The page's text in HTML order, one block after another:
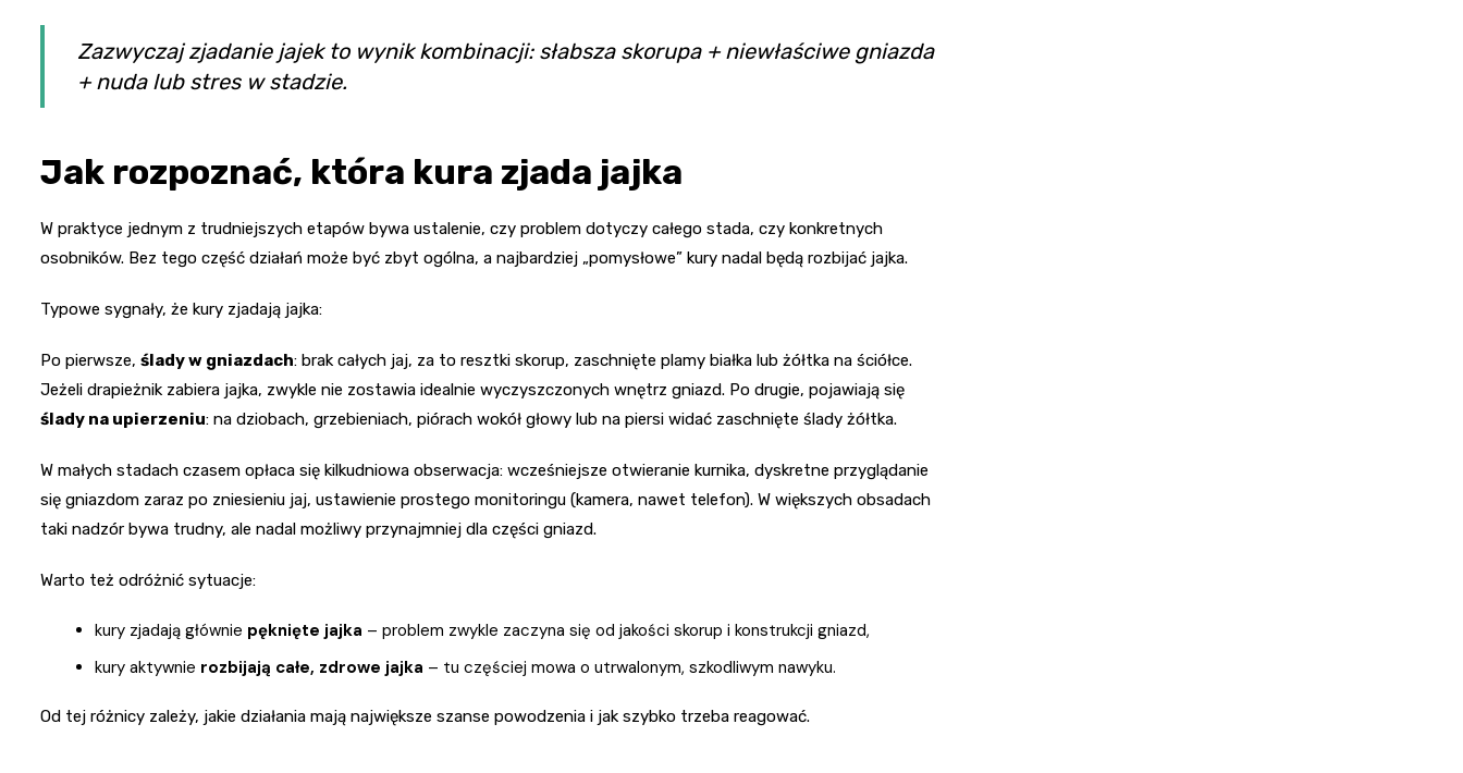
Zazwyczaj zjadanie jajek to wynik kombinacji: słabsza skorupa + niewłaściwe gniazda
+ nuda lub stres w stadzie.
Jak rozpoznać, która kura zjada jajka
W praktyce jednym z trudniejszych etapów bywa ustalenie, czy problem dotyczy całego stada, czy konkretnych
osobników. Bez tego część działań może być zbyt ogólna, a najbardziej „pomysłowe” kury nadal będą rozbijać jajka.
Typowe sygnały, że kury zjadają jajka:
Po pierwsze, ślady w gniazdach: brak całych jaj, za to resztki skorup, zaschnięte plamy białka lub żółtka na ściółce.
Jeżeli drapieżnik zabiera jajka, zwykle nie zostawia idealnie wyczyszczonych wnętrz gniazd. Po drugie, pojawiają się
ślady na upierzeniu: na dziobach, grzebieniach, piórach wokół głowy lub na piersi widać zaschnięte ślady żółtka.
W małych stadach czasem opłaca się kilkudniowa obserwacja: wcześniejsze otwieranie kurnika, dyskretne przyglądanie
się gniazdom zaraz po zniesieniu jaj, ustawienie prostego monitoringu (kamera, nawet telefon). W większych obsadach
taki nadzór bywa trudny, ale nadal możliwy przynajmniej dla części gniazd.
Warto też odróżnić sytuacje:
kury zjadają głównie pęknięte jajka – problem zwykle zaczyna się od jakości skorup i konstrukcji gniazd,
kury aktywnie rozbijają całe, zdrowe jajka – tu częściej mowa o utrwalonym, szkodliwym nawyku.
Od tej różnicy zależy, jakie działania mają największe szanse powodzenia i jak szybko trzeba reagować.